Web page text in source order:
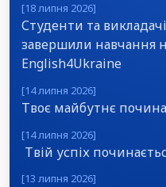
[18 липня 2026]
Студенти та
завершили навчання
English4Ukraine
[14 липня 2026]
Твоє майбутнє
[14 липня 2026]
Твій успіх
[13 липня 2026]